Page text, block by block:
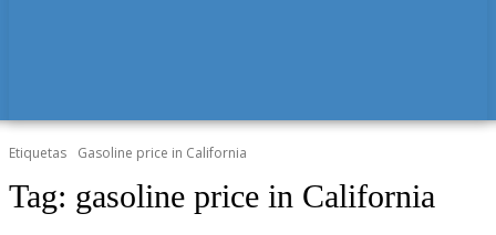
Etiquetas Gasoline price in California
Tag: gasoline price in California